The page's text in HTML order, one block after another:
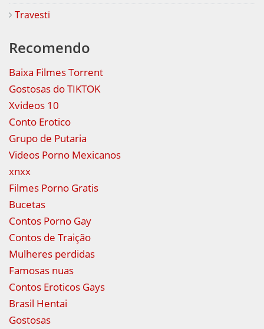
Travesti
Recomendo
Baixa Filmes Torrent
Gostosas do TIKTOK
Xvideos 10
Conto Erotico
Grupo de Putaria
Videos Porno Mexicanos
xnxx
Filmes Porno Gratis
Bucetas
Contos Porno Gay
Contos de Traição
Mulheres perdidas
Famosas nuas
Contos Eroticos Gays
Brasil Hentai
Gostosas